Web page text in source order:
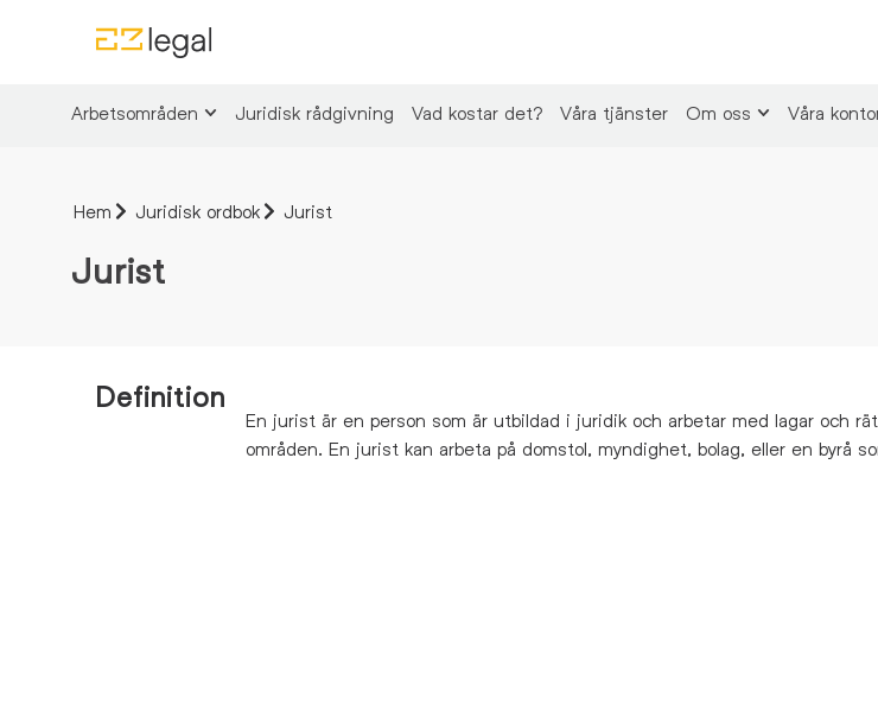
Arbetsområden Juridisk rådgivning Vad kostar det? Våra tjänster Om oss Våra
Hem Juridisk ordbok Jurist
Jurist
Definition
En jurist är en person som är utbildad i juridik och arbetar med lagar och
områden. En jurist kan arbeta på domstol, myndighet, bolag, eller en byrå